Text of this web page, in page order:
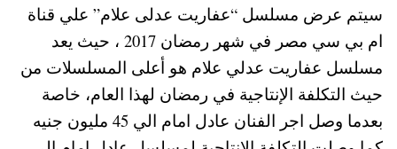
سيتم عرض مسلسل “عفاريت عدلى علام” علي قناة
ام بي سي مصر في شهر رمضان 2017 ، حيث يعد
مسلسل عفاريت عدلي علام هو أعلى المسلسلات من
حيث التكلفة الإنتاجية في رمضان لهذا العام، خاصة
بعدما وصل اجر الفنان عادل امام الي 45 مليون جنيه